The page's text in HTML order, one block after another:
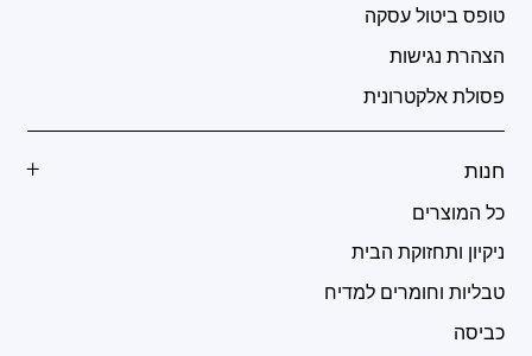
טופס ביטול עסקה
הצהרת נגישות
פסולת אלקטרונית
חנות
כל המוצרים
ניקיון ותחזוקת הבית
טבליות וחומרים למדיח
כביסה